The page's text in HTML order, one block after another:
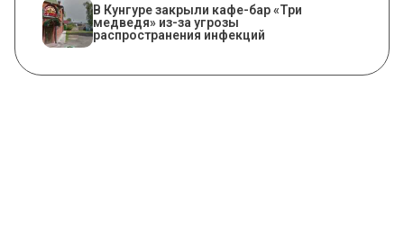
​В Кунгуре закрыли кафе-бар «Три
медведя» из-за угрозы
распространения инфекций